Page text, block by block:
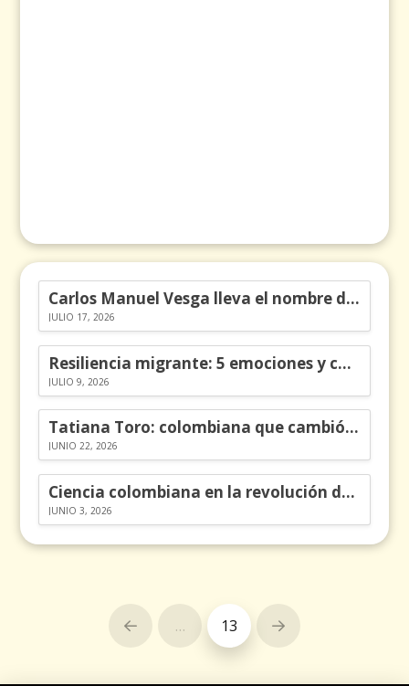
Carlos Manuel Vesga lleva el nombre de Colombia a los Emmy
JULIO 17, 2026
Resiliencia migrante: 5 emociones y cómo gestionarlas
JULIO 9, 2026
Tatiana Toro: colombiana que cambió la historia de las matemáticas
JUNIO 22, 2026
Ciencia colombiana en la revolución de los órganos en chips
JUNIO 3, 2026
Prev … 13 Next